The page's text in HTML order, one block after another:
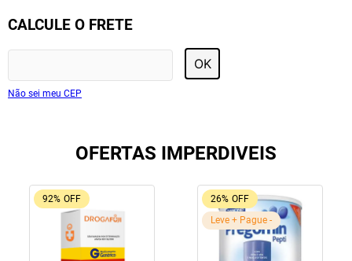
CALCULE O FRETE
OK
Não sei meu CEP
OFERTAS IMPERDIVEIS
92% OFF 26% OFF
Leve + Pague -